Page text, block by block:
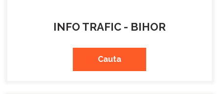
INFO TRAFIC - BIHOR
Cauta